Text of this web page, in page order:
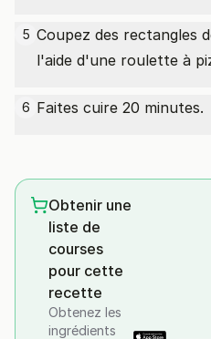
5 Coupez des rectangles
l'aide d'une roulette à
6 Faites cuire 20 minutes.
Obtenir une
liste de
courses
pour cette
recette
Obtenez les
ingrédients